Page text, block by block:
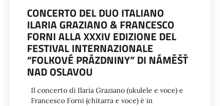
CONCERTO DEL DUO ITALIANO
ILARIA GRAZIANO & FRANCESCO
FORNI ALLA XXXIV EDIZIONE DEL
FESTIVAL INTERNAZIONALE
“FOLKOVÉ PRÁZDNINY” DI NÁMĚŠŤ
NAD OSLAVOU
Il concerto di Ilaria Graziano (ukulele e voce) e
Francesco Forni (chitarra e voce) è in